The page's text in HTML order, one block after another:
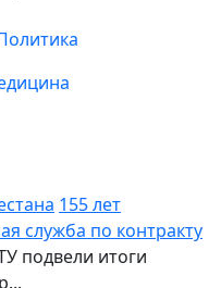
155 лет
служба по контракту
подвели итоги